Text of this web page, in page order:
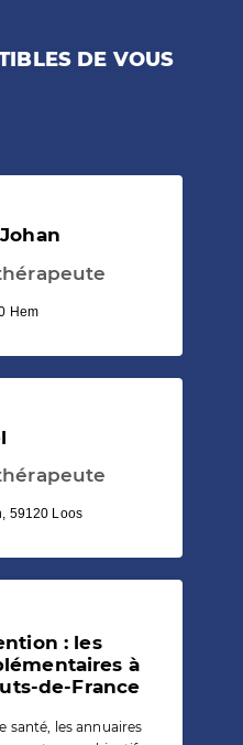
DE VOUS
Hem
59120 Loos
: les
à
de-France
santé, les annuaires